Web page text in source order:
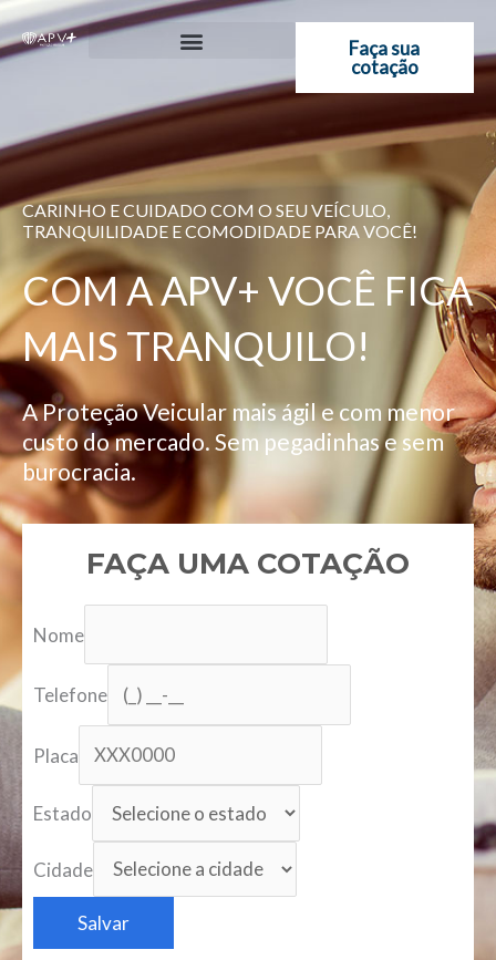
Ir
para
Faça sua
cotação
CARINHO E CUIDADO COM O SEU VEÍCULO,
TRANQUILIDADE E COMODIDADE PARA VOCÊ!
COM A APV+ VOCÊ FICA
MAIS TRANQUILO!
A Proteção Veicular mais ágil e com menor
custo do mercado. Sem pegadinhas e sem
burocracia.
FAÇA UMA COTAÇÃO
Nome
Telefone
Placa
Estado
Cidade
Salvar